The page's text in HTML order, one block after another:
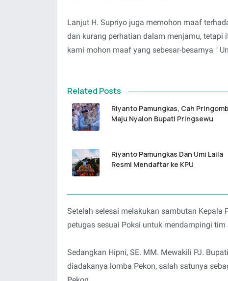
Lanjut H. Supriyo juga memohon maaf
dan kurang perhatian dalam menjamu,
kami mohon maaf yang sebesar-besarnya "
Related Posts
Riyanto Pamungkas, Cah
Maju Nyalon Bupati Pringsewu
Riyanto Pamungkas Dan Umi Laila
Resmi Mendaftar ke KPU
Setelah selesai melakukan sambutan Kepala
petugas sesuai Poksi untuk mendampingi
Sedangkan Hipni, SE. MM. Mewakili PJ.
diadakanya lomba Pekon, salah satunya